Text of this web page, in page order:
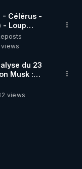
- Célérus -
- Loup
views
problème !
views